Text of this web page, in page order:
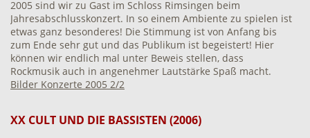
2005 sind wir zu Gast im Schloss Rimsingen beim
Jahresabschlusskonzert. In so einem Ambiente zu spielen ist
etwas ganz besonderes! Die Stimmung ist von Anfang bis
zum Ende sehr gut und das Publikum ist begeistert! Hier
können wir endlich mal unter Beweis stellen, dass
Rockmusik auch in angenehmer Lautstärke Spaß macht.
Bilder Konzerte 2005 2/2
XX CULT UND DIE BASSISTEN (2006)